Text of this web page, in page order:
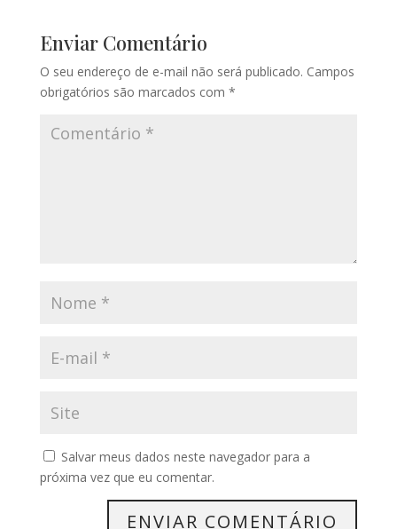
Enviar Comentário
O seu endereço de e-mail não será publicado. Campos
obrigatórios são marcados com *
Salvar meus dados neste navegador para a
próxima vez que eu comentar.